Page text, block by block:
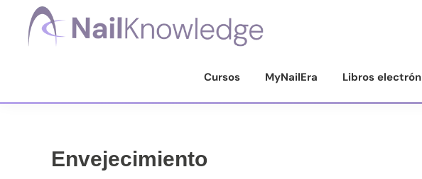
Saltar
Saltar
contenido
Saltar
Saltar
Cursos MyNailEra Libros
Envejecimiento